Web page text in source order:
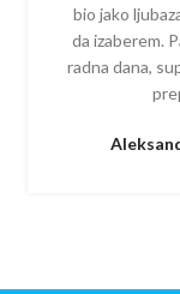
bio jako
da izaberem.
radna dana,